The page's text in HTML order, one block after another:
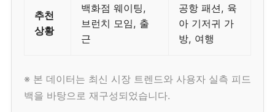
추천
상황
백화점 웨이팅,
브런치 모임, 출
근
공항 패션, 육
아 기저귀 가
방, 여행
※ 본 데이터는 최신 시장 트렌드와 사용자 실측 피드
백을 바탕으로 재구성되었습니다.